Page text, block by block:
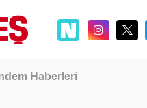
Haberleri